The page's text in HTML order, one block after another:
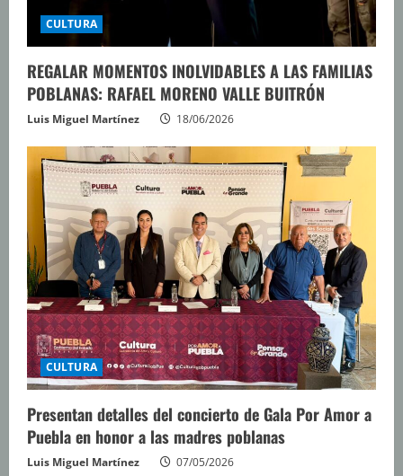
CULTURA
REGALAR MOMENTOS INOLVIDABLES A LAS FAMILIAS
POBLANAS: RAFAEL MORENO VALLE BUITRÓN
Luis Miguel Martínez 18/06/2026
CULTURA
Presentan detalles del concierto de Gala Por Amor a
Puebla en honor a las madres poblanas
Luis Miguel Martínez 07/05/2026